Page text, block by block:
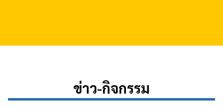
ข่าว-กิจกรรม